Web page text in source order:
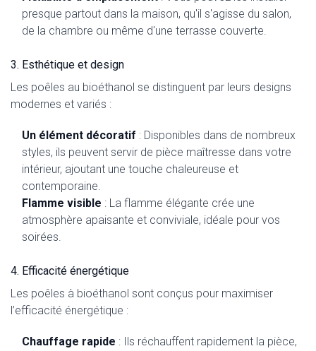
presque partout dans la maison, qu'il s'agisse du salon,
de la chambre ou même d'une terrasse couverte.
3. Esthétique et design
Les poêles au bioéthanol se distinguent par leurs designs
modernes et variés :
Un élément décoratif : Disponibles dans de nombreux
styles, ils peuvent servir de pièce maîtresse dans votre
intérieur, ajoutant une touche chaleureuse et
contemporaine.
Flamme visible : La flamme élégante crée une
atmosphère apaisante et conviviale, idéale pour vos
soirées.
4. Efficacité énergétique
Les poêles à bioéthanol sont conçus pour maximiser
l’efficacité énergétique :
Chauffage rapide : Ils réchauffent rapidement la pièce,